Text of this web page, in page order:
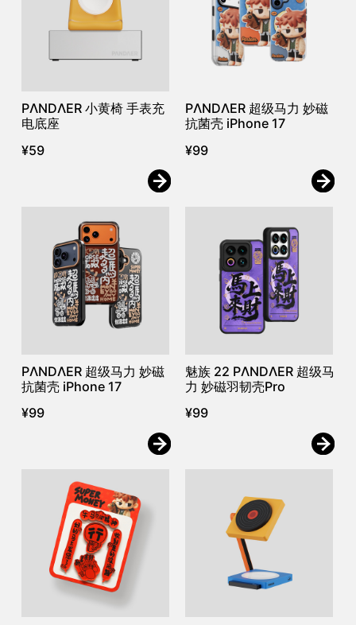
PΛNDΛER 小黄椅 手表充
电底座
¥59
PΛNDΛER 超级马力 妙磁
抗菌壳 iPhone 17
¥99
PΛNDΛER 超级马力 妙磁
抗菌壳 iPhone 17
¥99
魅族 22 PΛNDΛER 超级马
力 妙磁羽韧壳Pro
¥99